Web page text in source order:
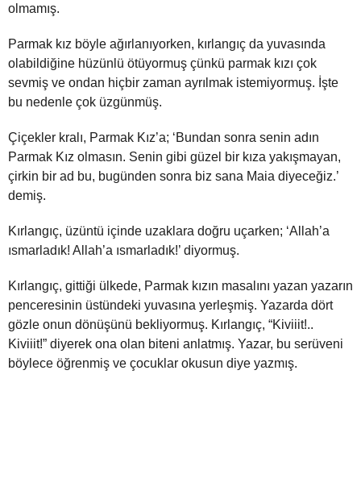
olmamış.
Parmak kız böyle ağırlanıyorken, kırlangıç da yuvasında
olabildiğine hüzünlü ötüyormuş çünkü parmak kızı çok
sevmiş ve ondan hiçbir zaman ayrılmak istemiyormuş. İşte
bu nedenle çok üzgünmüş.
Çiçekler kralı, Parmak Kız’a; ‘Bundan sonra senin adın
Parmak Kız olmasın. Senin gibi güzel bir kıza yakışmayan,
çirkin bir ad bu, bugünden sonra biz sana Maia diyeceğiz.’
demiş.
Kırlangıç, üzüntü içinde uzaklara doğru uçarken; ‘Allah’a
ısmarladık! Allah’a ısmarladık!’ diyormuş.
Kırlangıç, gittiği ülkede, Parmak kızın masalını yazan yazarın
penceresinin üstündeki yuvasına yerleşmiş. Yazarda dört
gözle onun dönüşünü bekliyormuş. Kırlangıç, “Kiviiit!..
Kiviiit!” diyerek ona olan biteni anlatmış. Yazar, bu serüveni
böylece öğrenmiş ve çocuklar okusun diye yazmış.